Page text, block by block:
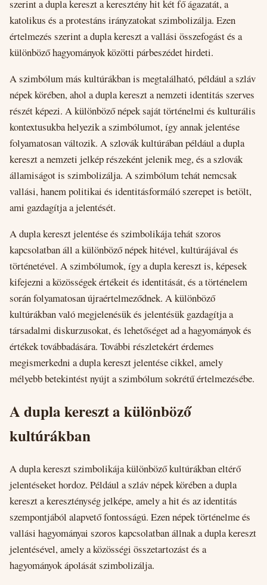
szerint a dupla kereszt a keresztény hit két fő ágazatát, a
katolikus és a protestáns irányzatokat szimbolizálja. Ezen
értelmezés szerint a dupla kereszt a vallási összefogást és a
különböző hagyományok közötti párbeszédet hirdeti.
A szimbólum más kultúrákban is megtalálható, például a szláv
népek körében, ahol a dupla kereszt a nemzeti identitás szerves
részét képezi. A különböző népek saját történelmi és kulturális
kontextusukba helyezik a szimbólumot, így annak jelentése
folyamatosan változik. A szlovák kultúrában például a dupla
kereszt a nemzeti jelkép részeként jelenik meg, és a szlovák
államiságot is szimbolizálja. A szimbólum tehát nemcsak
vallási, hanem politikai és identitásformáló szerepet is betölt,
ami gazdagítja a jelentését.
A dupla kereszt jelentése és szimbolikája tehát szoros
kapcsolatban áll a különböző népek hitével, kultúrájával és
történetével. A szimbólumok, így a dupla kereszt is, képesek
kifejezni a közösségek értékeit és identitását, és a történelem
során folyamatosan újraértelmeződnek. A különböző
kultúrákban való megjelenésük és jelentésük gazdagítja a
társadalmi diskurzusokat, és lehetőséget ad a hagyományok és
értékek továbbadására. További részletekért érdemes
megismerkedni a dupla kereszt jelentése cikkel, amely
mélyebb betekintést nyújt a szimbólum sokrétű értelmezésébe.
A dupla kereszt a különböző
kultúrákban
A dupla kereszt szimbolikája különböző kultúrákban eltérő
jelentéseket hordoz. Például a szláv népek körében a dupla
kereszt a kereszténység jelképe, amely a hit és az identitás
szempontjából alapvető fontosságú. Ezen népek történelme és
vallási hagyományai szoros kapcsolatban állnak a dupla kereszt
jelentésével, amely a közösségi összetartozást és a
hagyományok ápolását szimbolizálja.